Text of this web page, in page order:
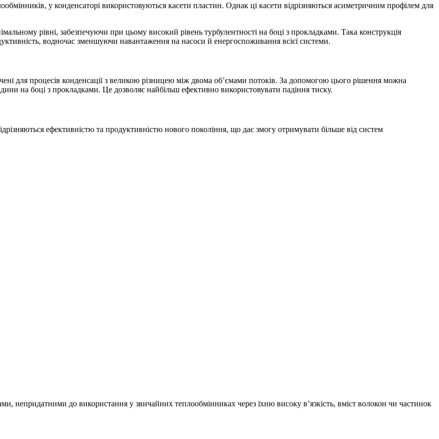
у конденсаторі використовуються касети пластин. Однак ці касети відрізняються асиметричним профілем для
рівні, забезпечуючи при цьому високий рівень турбулентності на боці з прокладками. Така конструкція
водночас зменшуючи навантаження на насоси й енергоспоживання всієї системи.
для процесів конденсації з великою різницею між двома об’ємами потоків. За допомогою цього рішення можна
на боці з прокладками. Це дозволяє найбільш ефективно використовувати падіння тиску.
ефективністю та продуктивністю нового покоління, що дає змогу отримувати більше від систем
непридатними до використання у звичайних теплообмінниках через їхню високу в’язкість, вміст волокон чи частинок